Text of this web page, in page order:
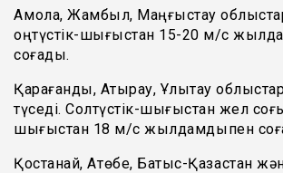
Ақмола, Жамбыл, Маңғыстау
оңтүстік-шығыстан 15-20 м/с
соғады.
Қарағанды, Атырау, Ұлытау
түседі. Солтүстік-шығыстан жел
шығыстан 18 м/с жылдамдықпен
Қостанай, Ақтөбе, Батыс-Қазақстан